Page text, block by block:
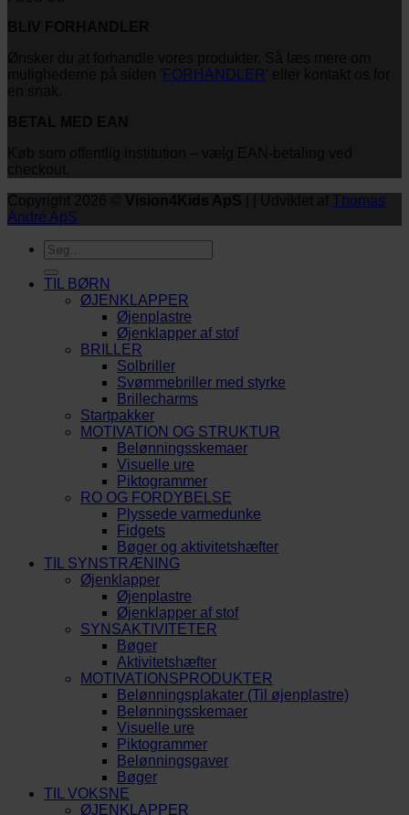
FORHANDLER
Thomas
André ApS
Søg
efter:
TIL BØRN
ØJENKLAPPER
Øjenplastre
Øjenklapper af stof
BRILLER
Solbriller
Svømmebriller med styrke
Brillecharms
Startpakker
MOTIVATION OG STRUKTUR
Belønningsskemaer
Visuelle ure
Piktogrammer
RO OG FORDYBELSE
Plyssede varmedunke
Fidgets
Bøger og aktivitetshæfter
TIL SYNSTRÆNING
Øjenklapper
Øjenplastre
Øjenklapper af stof
SYNSAKTIVITETER
Bøger
Aktivitetshæfter
MOTIVATIONSPRODUKTER
Belønningsplakater (Til øjenplastre)
Belønningsskemaer
Visuelle ure
Piktogrammer
Belønningsgaver
Bøger
TIL VOKSNE
ØJENKLAPPER